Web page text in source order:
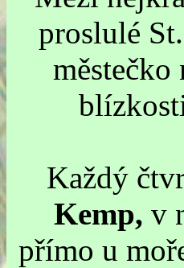
proslulé
městečko
Každý
Kemp, v
přímo u